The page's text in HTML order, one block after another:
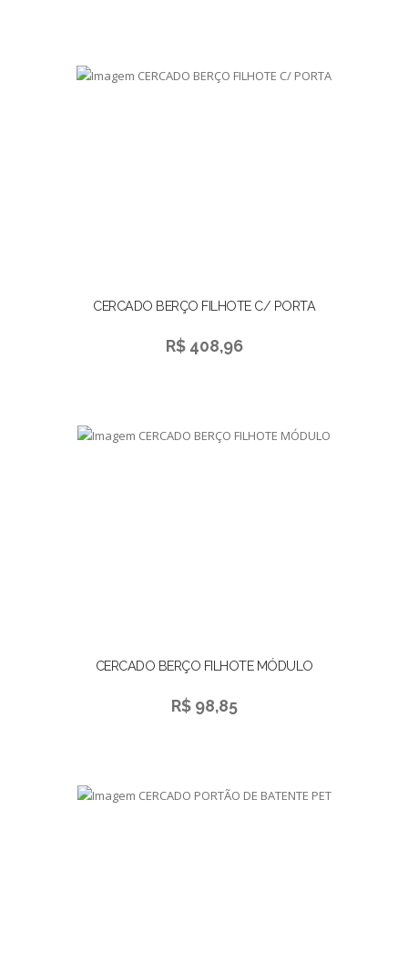
CERCADO BERÇO FILHOTE C/ PORTA
R$ 408,96
CERCADO BERÇO FILHOTE MÓDULO
R$ 98,85